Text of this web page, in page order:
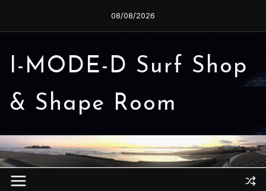
ッ
プ
08/08/2026
I-MODE-D Surf Shop
& Shape Room